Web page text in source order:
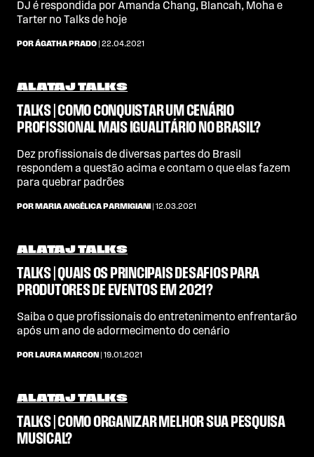
DJ é respondida por Amanda Chang, Blancah, Moha e
Tarter no Talks de hoje
POR ÁGATHA PRADO | 22.04.2021
ALATAJ TALKS
TALKS | COMO CONQUISTAR UM CENÁRIO
PROFISSIONAL MAIS IGUALITÁRIO NO BRASIL?
Dez profissionais de diversas partes do Brasil
respondem a questão acima e contam o que elas fazem
para quebrar padrões
POR MARIA ANGÉLICA PARMIGIANI | 12.03.2021
ALATAJ TALKS
TALKS | QUAIS OS PRINCIPAIS DESAFIOS PARA
PRODUTORES DE EVENTOS EM 2021?
Saiba o que profissionais do entretenimento enfrentarão
após um ano de adormecimento do cenário
POR LAURA MARCON | 19.01.2021
ALATAJ TALKS
TALKS | COMO ORGANIZAR MELHOR SUA PESQUISA
MUSICAL?